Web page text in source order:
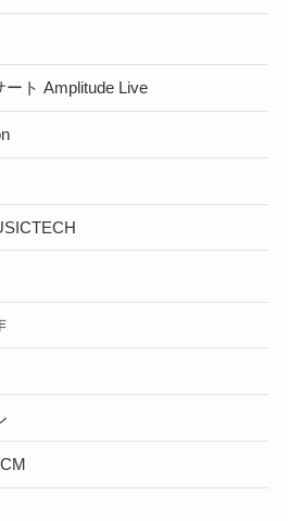
ト Amplitude Live